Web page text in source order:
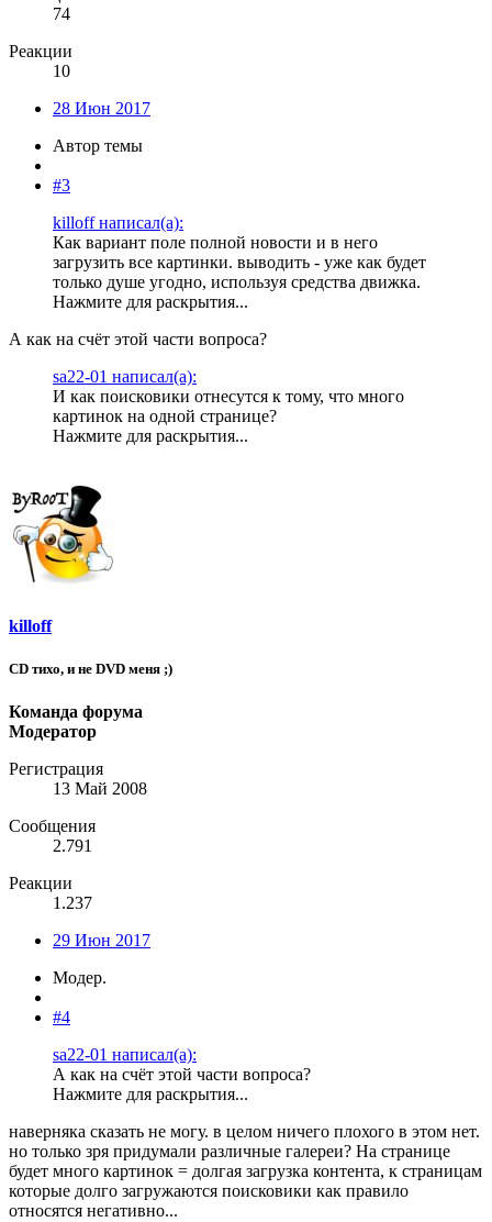
74
Реакции
10
28 Июн 2017
Автор темы
#3
killoff написал(а):
Как вариант поле полной новости и в него
загрузить все картинки. выводить - уже как будет
только душе угодно, используя средства движка.
Нажмите для раскрытия...
А как на счёт этой части вопроса?
sa22-01 написал(а):
И как поисковики отнесутся к тому, что много
картинок на одной странице?
Нажмите для раскрытия...
killoff
CD тихо, и не DVD меня ;)
Команда форума
Модератор
Регистрация
13 Май 2008
Сообщения
2.791
Реакции
1.237
29 Июн 2017
Модер.
#4
sa22-01 написал(а):
А как на счёт этой части вопроса?
Нажмите для раскрытия...
наверняка сказать не могу. в целом ничего плохого в этом нет.
но только зря придумали различные галереи? На странице
будет много картинок = долгая загрузка контента, к страницам
которые долго загружаются поисковики как правило
относятся негативно...